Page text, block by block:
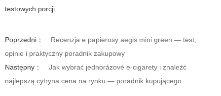
testowych porcji.
Poprzedni：
Recenzja e papierosy aegis mini green — test,
opinie i praktyczny poradnik zakupowy
Następny：
Jak wybrać jednorázové e-cigarety i znaleźć
najlepszą cytryna cena na rynku — poradnik kupującego